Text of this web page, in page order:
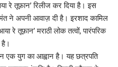
रे तूफ़ान’ रिलीज कर दिया है। इस
ने अपनी आवाज़ दी है। इरशाद कामिल
रे तूफ़ान’ मराठी लोक तत्वों, पारंपरिक
एक युग का आह्वान है। यह छत्रपति